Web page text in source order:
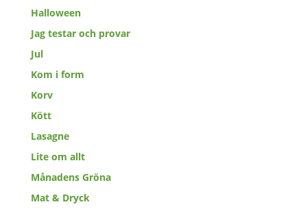
Halloween
Jag testar och provar
Jul
Kom i form
Korv
Kött
Lasagne
Lite om allt
Månadens Gröna
Mat & Dryck